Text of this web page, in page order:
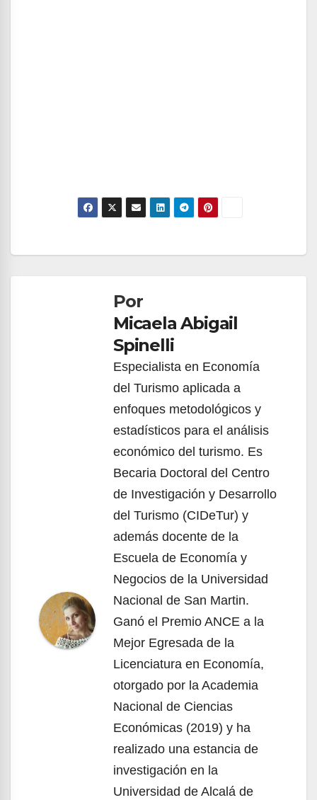
Navegación
entradasPor
Micaela Abigail
Spinelli
Especialista en Economía
del Turismo aplicada a
enfoques metodológicos y
estadísticos para el análisis
económico del turismo. Es
Becaria Doctoral del Centro
de Investigación y Desarrollo
del Turismo (CIDeTur) y
además docente de la
Escuela de Economía y
Negocios de la Universidad
Nacional de San Martin.
Ganó el Premio ANCE a la
Mejor Egresada de la
Licenciatura en Economía,
otorgado por la Academia
Nacional de Ciencias
Económicas (2019) y ha
realizado una estancia de
investigación en la
Universidad de Alcalá de